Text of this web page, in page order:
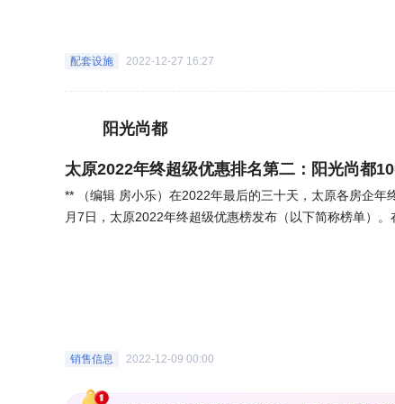
童医院等），周围景观有项目紧邻三大水系公园（龙潭公
配套设施 2022-12-27 16:27
阳光尚都
太原2022年终超级优惠排名第二：阳光尚都
** （编辑 房小乐）在2022年最后的三十天，太原各房企
月7日，太原2022年终超级优惠榜发布（以下简称榜单）
完善的生活氛围，片区内可开发土地稀缺，周边竞品较少,
仅9400元/㎡，2023年6月交房，性价比更高。根据建设年
销售信息 2022-12-09 00:00